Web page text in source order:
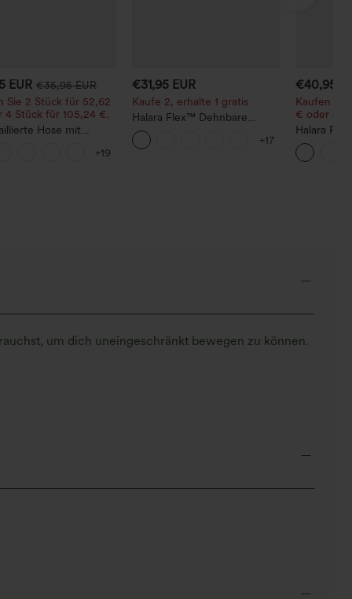
EUR €35,95 EUR
Sie 2 Stück für 52,62
4 Stück für 105,24 €.
Hose mit
+19
€31,95 EUR
Kaufe 2, erhalte 1 gratis
Halara Flex™ Dehnbare
Stoffhose mit hohem Bund
und Seitentasche hinten
+17
€40,95
Kaufen
€ oder 4
Halara
Hose mit
seitlicher
um dich uneingeschränkt bewegen zu können.